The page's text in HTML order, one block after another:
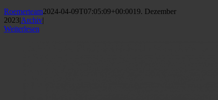
Roemerteam2024-04-09T07:05:09+00:0019. Dezember
2023|Archiv|
Weiterlesen